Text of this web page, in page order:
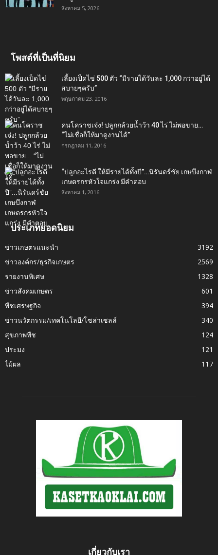
สิงหาคม 5, 2026
โพสต์ที่เป็นที่นิยม
เลี้ยงเป็ดไข่ 500 ตัว “มีรายได้วันละ 1,000 กว่าอยู่ได้
สบายๆครับ”
พฤษภาคม 23, 2016
คนโคราชเจ๋ง! ปลูกกล้วยน้ำว้า 40 ไร่ ไม่พอขาย…
“ไม่เชื่อก็ให้มาดูงานได้”‬
กรกฎาคม 11, 2016
“ปลูกอะไรดี ให้มีรายได้ทั้งปี”…นิรันดร์ชัย เกษบึงกาฬ
เกษตรกรหัวใจแกร่ง มีคำตอบ
สิงหาคม 1, 2016
ประเภทยอดนิยม
ข่าวเกษตรแนะนำ
3192
ข่าวองค์กร/ธุรกิจเกษตร
2569
รายงานพิเศษ
1328
ข่าวสังคมเกษตร
601
พืชเศรษฐกิจ
394
ข่าวนวัตกรรม/เทคโนโลยี/โซล่าเซลล์
340
สุขภาพพืช
124
ประมง
121
ไม้ผล
117
เกี่ยวกับเรา